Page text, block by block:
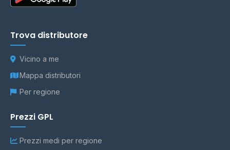
Trova distributore
Vicino a me
Mappa distributori
Per regione
Prezzi GPL
Prezzi medi per regione